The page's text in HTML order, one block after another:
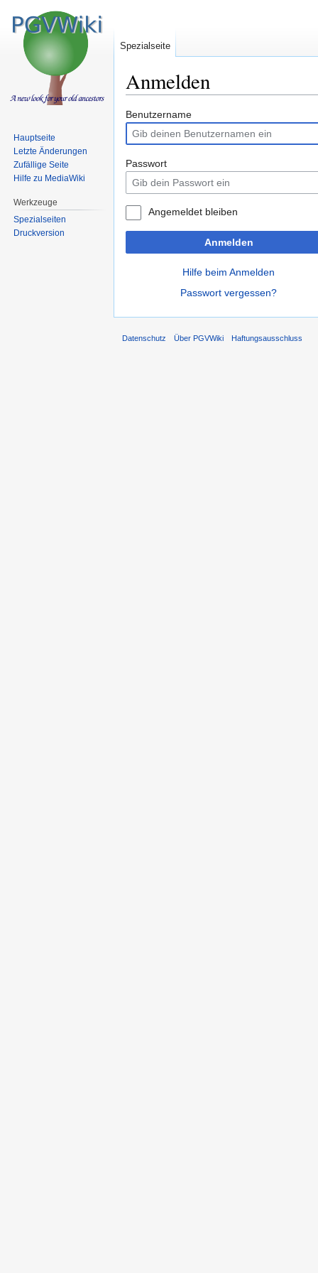
Anmelden
Zur
Navigation
springen
Zur
Suche
springen
Benutzername
Passwort
Angemeldet bleiben
Anmelden
Hilfe beim Anmelden
Passwort vergessen?
Spezialseite
Hauptseite
Letzte Änderungen
Zufällige Seite
Hilfe zu MediaWiki
Werkzeuge
Spezialseiten
Druckversion
Datenschutz Über PGVWiki Haftungsausschluss